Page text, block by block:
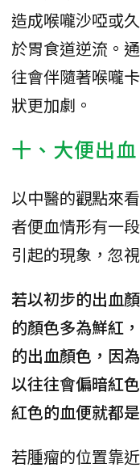
造成喉嚨沙啞或
於胃食道逆流。
往會伴隨著喉嚨
狀更加劇。
十、大便出血
以中醫的觀點來
者便血情形有一
引起的現象，忽
若以初步的出血
的顏色多為鮮紅
的出血顏色，因
以往往會偏暗紅
紅色的血便就都
若腫瘤的位置靠